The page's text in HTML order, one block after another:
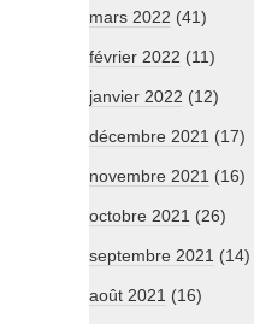
mars 2022 (41)
février 2022 (11)
janvier 2022 (12)
décembre 2021 (17)
novembre 2021 (16)
octobre 2021 (26)
septembre 2021 (14)
août 2021 (16)